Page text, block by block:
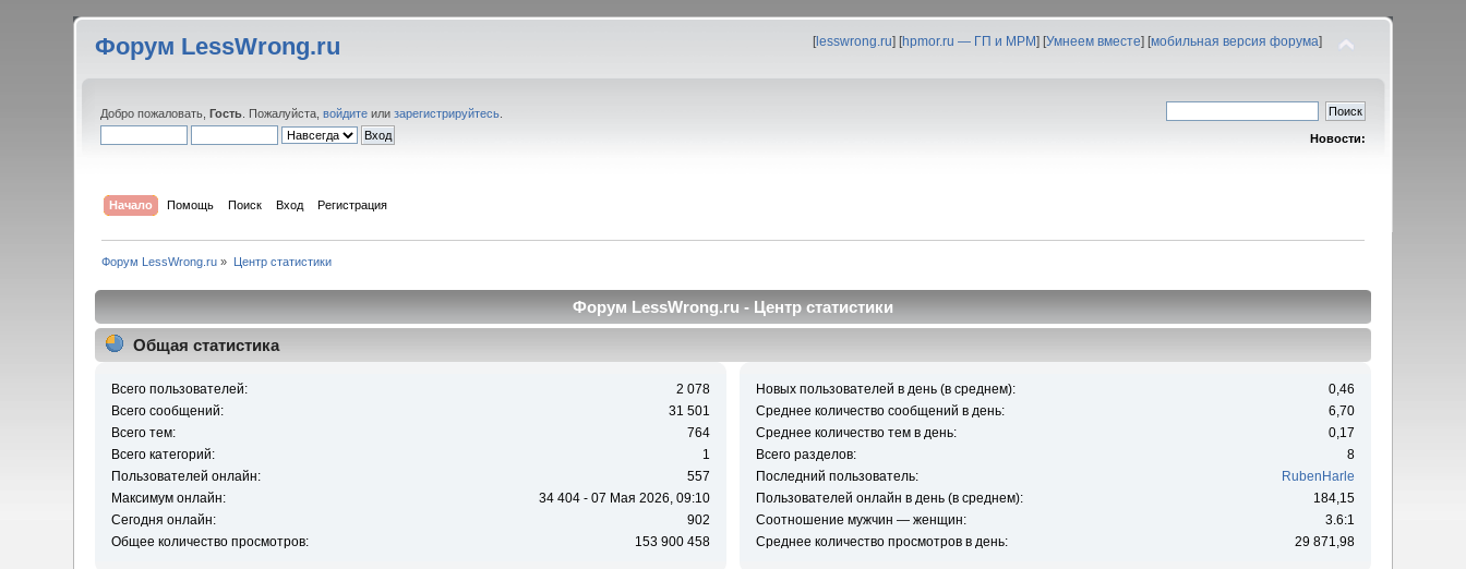
Форум LessWrong.ru [lesswrong.ru] [hpmor.ru — ГП и МРМ] [Умнеем вместе] [мобильная версия форума]
Добро пожаловать,Гость . Пожалуйста,войдите илизарегистрируйтесь
Новости:
Начало Помощь Поиск Вход Регистрация
Форум LessWrong.ru » Центр статистики
Форум LessWrong.ru - Центр статистики
Общая статистика
Всего пользователей:
2 078
Всего сообщений:
31 501
Всего тем:
764
Всего категорий:
1
Пользователей онлайн:
557
Максимум онлайн:
34 404 - 07 Мая 2026, 09:10
Сегодня онлайн:
902
Общее количество просмотров:
153 900 458
Новых пользователей в день (в среднем):
0,46
Среднее количество сообщений в день:
6,70
Среднее количество тем в день:
0,17
Всего разделов:
8
Последний пользователь:
RubenHarle
Пользователей онлайн в день (в среднем):
184,15
Соотношение мужчин — женщин:
3.6:1
Среднее количество просмотров в день:
29 871,98